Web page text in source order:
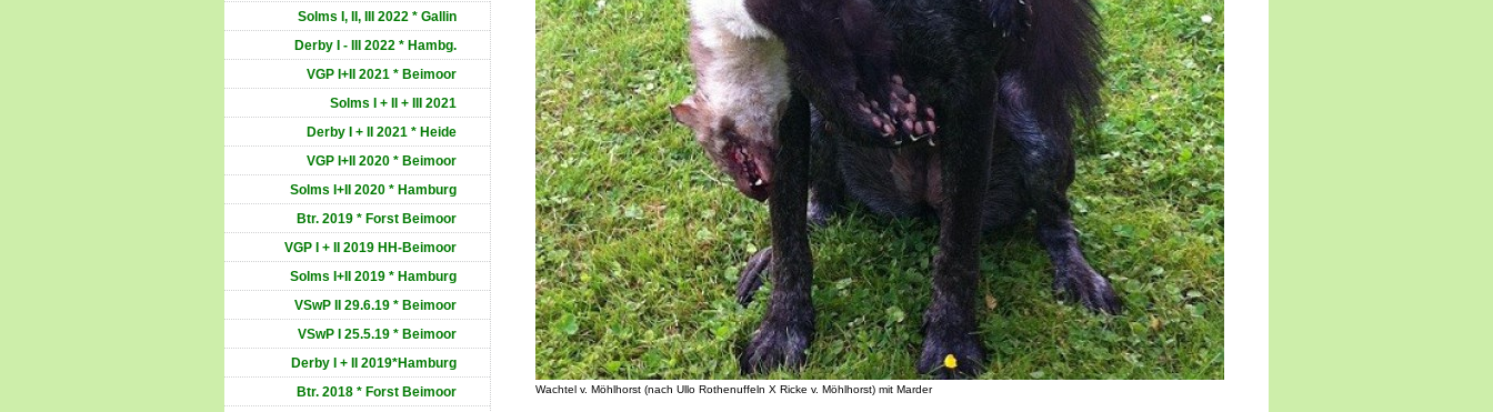
Wachtel v. Möhlhorst (nach Ullo Rothenuffeln X Ricke v. Möhlhorst) mit Marder
Solms I, II, III 2022 * Gallin
Derby I - III 2022 * Hambg.
VGP I+II 2021 * Beimoor
Solms I + II + III 2021
Derby I + II 2021 * Heide
VGP I+II 2020 * Beimoor
Solms I+II 2020 * Hamburg
Btr. 2019 * Forst Beimoor
VGP I + II 2019 HH-Beimoor
Solms I+II 2019 * Hamburg
VSwP II 29.6.19 * Beimoor
VSwP I 25.5.19 * Beimoor
Derby I + II 2019*Hamburg
Btr. 2018 * Forst Beimoor